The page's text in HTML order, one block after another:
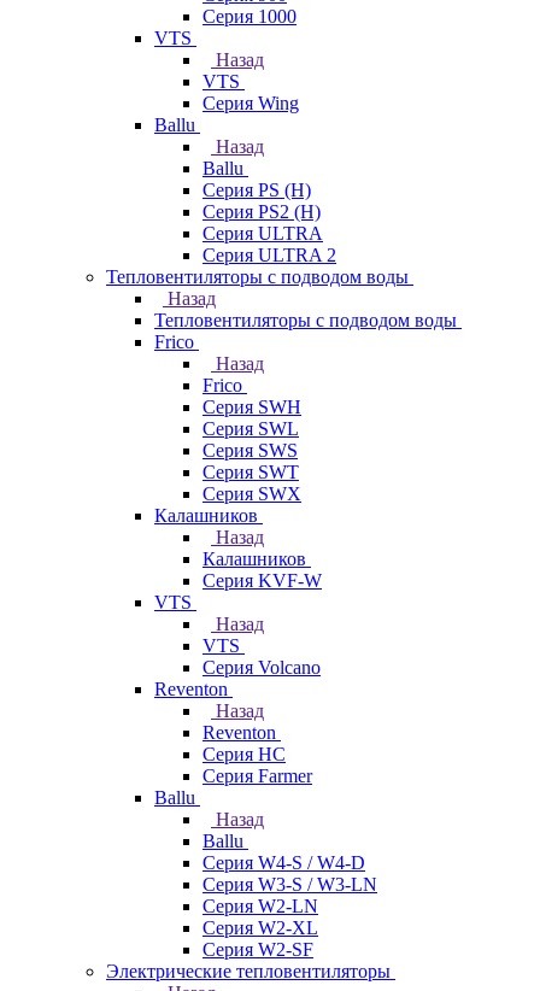
Серия 1000
VTS
Назад
VTS
Серия Wing
Ballu
Назад
Ballu
Серия PS (H)
Серия PS2 (H)
Серия ULTRA
Серия ULTRA 2
Тепловентиляторы с подводом воды
Назад
Тепловентиляторы с подводом воды
Frico
Назад
Frico
Серия SWH
Серия SWL
Серия SWS
Серия SWT
Серия SWX
Калашников
Назад
Калашников
Серия KVF-W
VTS
Назад
VTS
Серия Volcano
Reventon
Назад
Reventon
Серия HC
Серия Farmer
Ballu
Назад
Ballu
Серия W4-S / W4-D
Серия W3-S / W3-LN
Серия W2-LN
Серия W2-XL
Серия W2-SF
Электрические тепловентиляторы